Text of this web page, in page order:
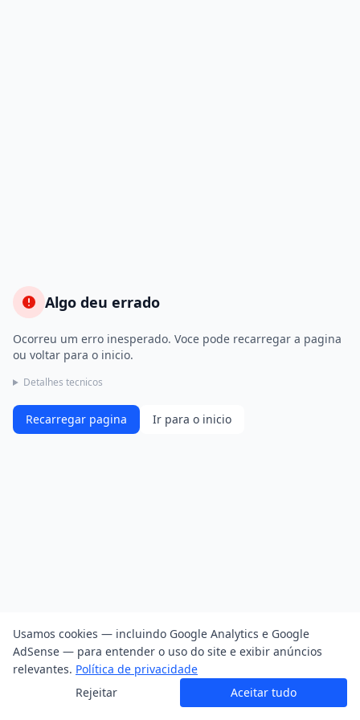
Algo deu errado
Ocorreu um erro inesperado. Voce pode recarregar a pagina
ou voltar para o inicio.
Detalhes tecnicos
Recarregar pagina Ir para o inicio
Usamos cookies — incluindo Google Analytics e Google
AdSense — para entender o uso do site e exibir anúncios
relevantes. Política de privacidade
Rejeitar
Aceitar tudo